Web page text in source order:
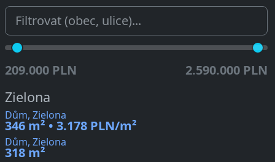
209.000 PLN 2.590.000 PLN
Zielona
Dům, Zielona
346 m² • 3.178 PLN/m²
Dům, Zielona
318 m²